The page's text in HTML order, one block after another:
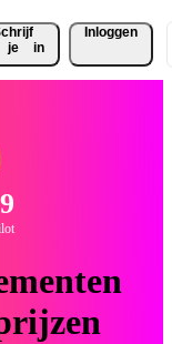
je
in
Inloggen